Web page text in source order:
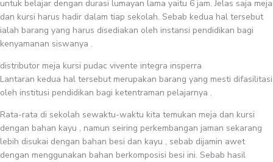
untuk belajar dengan durasi lumayan lama yaitu 6 jam. Jelas saja meja
dan kursi harus hadir dalam tiap sekolah. Sebab kedua hal tersebut
ialah barang yang harus disediakan oleh instansi pendidikan bagi
kenyamanan siswanya .
distributor meja kursi pudac vivente integra insperra
Lantaran kedua hal tersebut merupakan barang yang mesti difasilitasi
oleh institusi pendidikan bagi ketentraman pelajarnya .
Rata-rata di sekolah sewaktu-waktu kita temukan meja dan kursi
dengan bahan kayu , namun seiring perkembangan jaman sekarang
lebih disukai dengan bahan besi dan kayu , sebab dijamin awet
dengan menggunakan bahan berkomposisi besi ini. Sebab hasil